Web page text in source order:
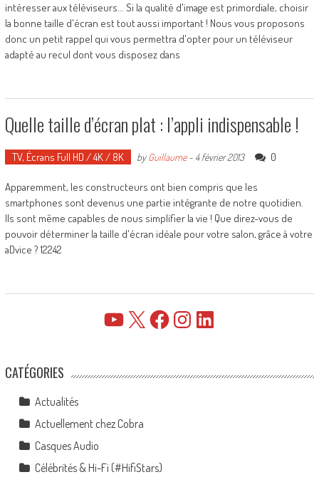
intéresser aux téléviseurs... Si la qualité d'image est primordiale, choisir
la bonne taille d'écran est tout aussi important ! Nous vous proposons
donc un petit rappel qui vous permettra d'opter pour un téléviseur
adapté au recul dont vous disposez dans
Quelle taille d’écran plat : l’appli indispensable !
TV, Écrans Full HD / 4K / 8K byGuillaume- 4 février 2013 0
Apparemment, les constructeurs ont bien compris que les
smartphones sont devenus une partie intégrante de notre quotidien.
Ils sont même capables de nous simplifier la vie ! Que direz-vous de
pouvoir déterminer la taille d'écran idéale pour votre salon, grâce à votre
aDvice ? 12242
YouTube FacebookInstagramLinkedIn
CATÉGORIES
Actualités
Actuellement chez Cobra
Casques Audio
Célébrités & Hi-Fi (#HifiStars)